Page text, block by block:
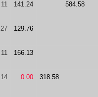
11 141.24 584.58
27 129.76
11 166.13
14 0.00 318.58